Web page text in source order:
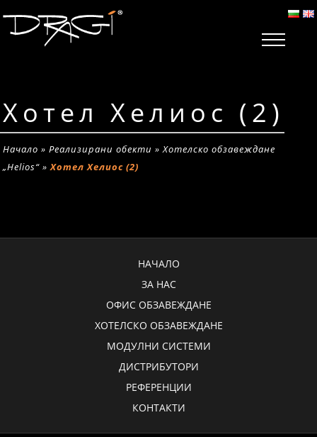
Хотел Хелиос (2)
Начало »Реализирани обекти »Хотелско обзавеждане
„Helios“ »Хотел Хелиос (2)
НАЧАЛО
ЗА НАС
ОФИС ОБЗАВЕЖДАНЕ
ХОТЕЛСКО ОБЗАВЕЖДАНЕ
МОДУЛНИ СИСТЕМИ
ДИСТРИБУТОРИ
РЕФЕРЕНЦИИ
КОНТАКТИ